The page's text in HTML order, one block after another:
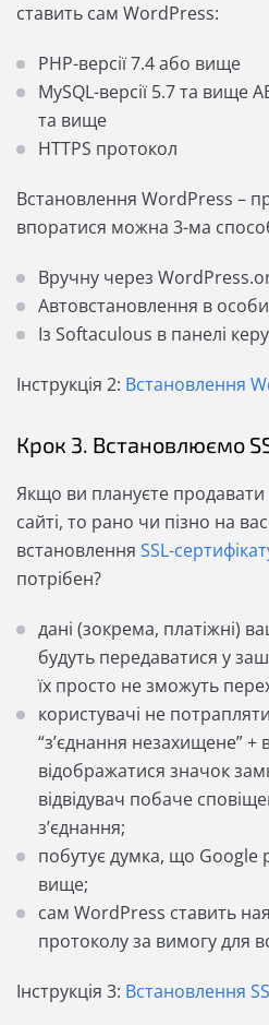
ставить сам WordPress:
PHP-версії 7.4 або вище
MySQL-версії 5.7 та вище
та вище
HTTPS протокол
Встановлення WordPress –
впоратися можна 3-ма
Вручну через
Автовстановлення в
Із Softaculous в панелі
Інструкція 2: Встановлення
Крок 3. Встановлюємо
Якщо ви плануєте
сайті, то рано чи пізно на
встановлення SSL-
потрібен?
дані (зокрема, платіжні)
будуть передаватися у
їх просто не зможуть
користувачі не
“зʼєднання незахищене”
відображатися значок
відвідувач побаче
зʼєднання;
побутує думка, що Google
вище;
сам WordPress ставить
протоколу за вимогу для
Інструкція 3: Встановлення